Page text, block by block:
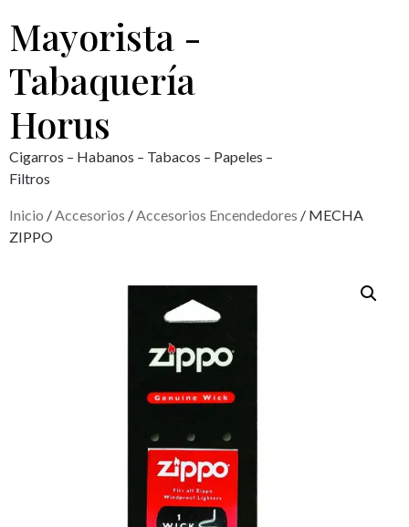
Mayorista -
Tabaquería
Horus
Cigarros – Habanos – Tabacos – Papeles –
Filtros
Inicio /Accesorios /Accesorios Encendedores / MECHA
ZIPPO